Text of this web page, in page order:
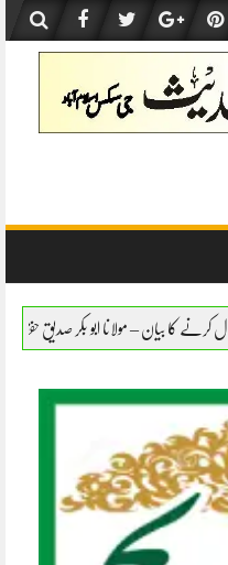
بکر صدیق حفظہ اللہ اہل کتاب کے